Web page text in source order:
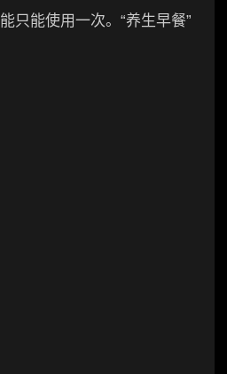
只能使用一次。“养生早餐”